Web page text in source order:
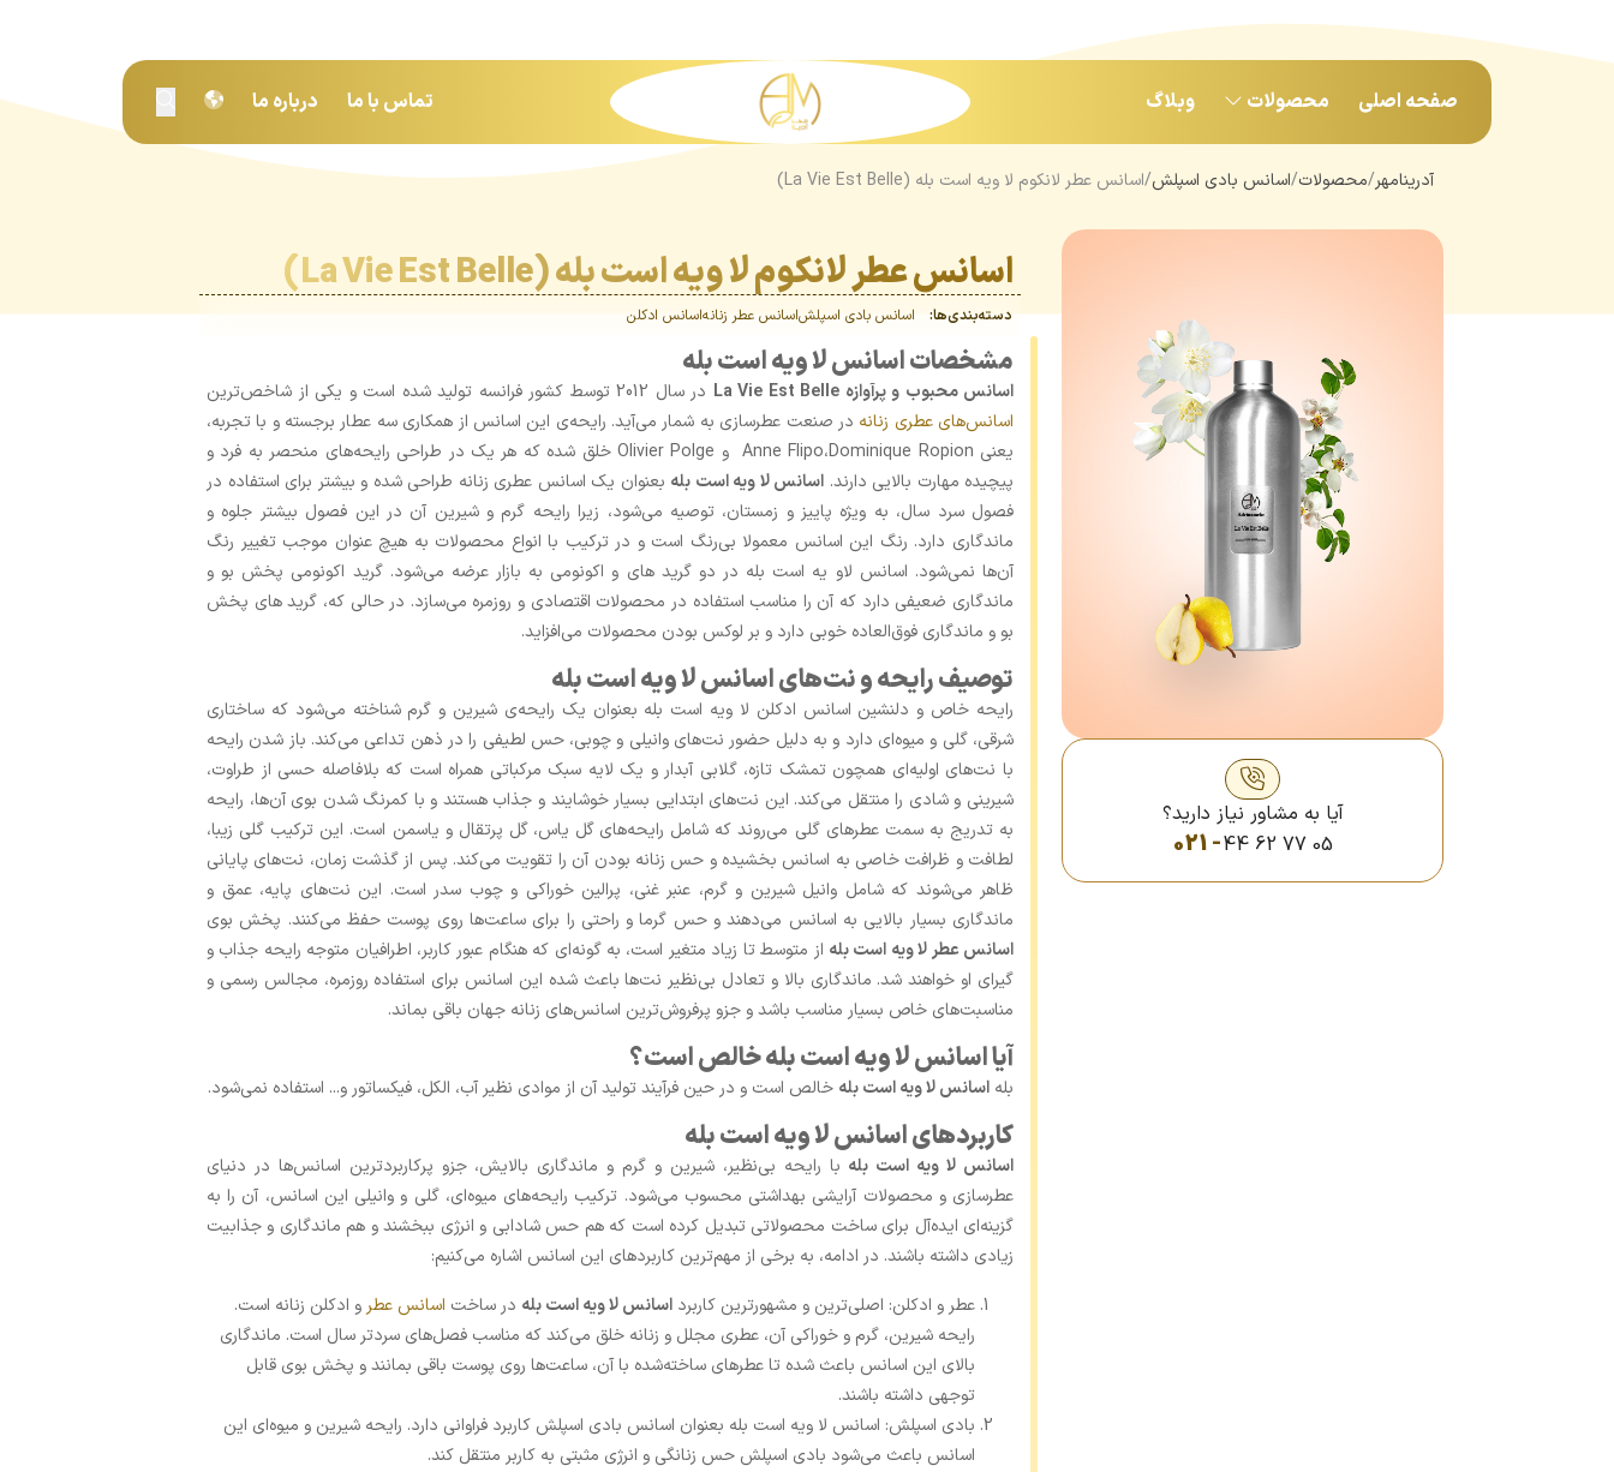
صفحه اصلی محصولات وبلاگ درباره ما تماس با ما
آدرینامهر محصولات اسانس بادی اسپلش اسانس عطر لانکوم لا ویه است بله (La Vie Est Belle)
آیا به مشاور نیاز دارید؟
021 -44 62 77 05
اسانس عطر لانکوم لا ویه است بله (La Vie Est Belle)
دسته‌بندی‌ها: اسانس بادی اسپلشاسانس عطر زنانهاسانس‌ ادکلن
مشخصات اسانس لا ویه است بله
اسانس محبوب و پرآوازه La Vie Est Belle
در سال 2012 توسط کشور فرانسه تولید شده است و یکی از شاخص‌ترین
اسانس‌های عطری زنانه در صنعت عطرسازی به شمار می‌آید. رایحه‌ی این اسانس از همکاری سه عطار برجسته و با تجربه،
یعنی Anne Flipo،Dominique Ropion و Olivier Polge خلق شده که هر یک در طراحی رایحه‌های منحصر به فرد و
پیچیده مهارت بالایی دارند. اسانس لا ویه است بله بعنوان یک اسانس عطری زنانه طراحی شده و بیشتر برای استفاده در
فصول سرد سال، به ‌ویژه پاییز و زمستان، توصیه می‌شود، زیرا رایحه گرم و شیرین آن در این فصول بیشتر جلوه و
ماندگاری دارد. رنگ این اسانس معمولا بی‌رنگ است و در ترکیب با انواع محصولات به هیچ عنوان موجب تغییر رنگ
آن‌ها نمی‌شود. اسانس لاو یه است بله در دو گرید های و اکونومی به بازار عرضه می‌شود. گرید اکونومی پخش بو و
ماندگاری ضعیفی دارد که آن را مناسب استفاده در محصولات اقتصادی و روزمره می‌سازد. در حالی که، گرید های پخش
بو و ماندگاری فوق‌العاده خوبی دارد و بر لوکس بودن محصولات می‌افزاید.
توصیف رایحه و نت‌های اسانس لا ویه است بله
رایحه خاص و دلنشین اسانس ادکلن لا ویه است بله بعنوان یک رایحه‌ی شیرین و گرم شناخته می‌شود که ساختاری
شرقی، گلی و میوه‌ای دارد و به دلیل حضور نت‌های وانیلی و چوبی، حس لطیفی را در ذهن تداعی می‌کند. باز شدن رایحه
با نت‌های اولیه‌ای همچون تمشک تازه، گلابی آبدار و یک لایه سبک مرکباتی همراه است که بلافاصله حسی از طراوت،
شیرینی و شادی را منتقل می‌کند. این نت‌های ابتدایی بسیار خوشایند و جذاب هستند و با کمرنگ شدن بوی آن‌ها، رایحه
به تدریج به سمت عطرهای گلی می‌روند که شامل رایحه‌های گل یاس، گل پرتقال و یاسمن است. این ترکیب گلی زیبا،
لطافت و ظرافت خاصی به اسانس بخشیده و حس زنانه بودن آن را تقویت می‌کند. پس از گذشت زمان، نت‌های پایانی
ظاهر می‌شوند که شامل وانیل شیرین و گرم، عنبر غنی، پرالین خوراکی و چوب سدر است. این نت‌های پایه، عمق و
ماندگاری بسیار بالایی به اسانس می‌دهند و حس گرما و راحتی را برای ساعت‌ها روی پوست حفظ می‌کنند. پخش بوی
اسانس عطر لا ویه است بله از متوسط تا زیاد متغیر است، به گونه‌ای که هنگام عبور کاربر، اطرافیان متوجه رایحه جذاب و
گیرای او خواهند شد. ماندگاری بالا و تعادل بی‌نظیر نت‌ها باعث شده این اسانس برای استفاده روزمره، مجالس رسمی و
مناسبت‌های خاص بسیار مناسب باشد و جزو پرفروش‌ترین اسانس‌های زنانه جهان باقی بماند.
آیا اسانس لا ویه است بله خالص است؟
بله اسانس لا ویه است بله خالص است و در حین فرآیند تولید آن از موادی نظیر آب، الکل، فیکساتور و... استفاده نمی‌شود.
کاربردهای اسانس لا ویه است بله
اسانس لا ویه است بله با رایحه بی‌نظیر، شیرین و گرم و ماندگاری بالایش، جزو پرکاربردترین اسانس‌ها در دنیای
عطرسازی و محصولات آرایشی بهداشتی محسوب می‌شود. ترکیب رایحه‌های میوه‌ای، گلی و وانیلی این اسانس، آن را به
گزینه‌ای ایده‌آل برای ساخت محصولاتی تبدیل کرده است که هم حس شادابی و انرژی ببخشند و هم ماندگاری و جذابیت
زیادی داشته باشند. در ادامه، به برخی از مهم‌ترین کاربردهای این اسانس اشاره می‌کنیم:
عطر و ادکلن: اصلی‌ترین و مشهورترین کاربرد اسانس لا ویه است بله در ساخت اسانس عطر و ادکلن زنانه است.
رایحه شیرین، گرم و خوراکی آن، عطری مجلل و زنانه خلق می‌کند که مناسب فصل‌های سردتر سال است. ماندگاری
بالای این اسانس باعث شده تا عطرهای ساخته‌شده با آن، ساعت‌ها روی پوست باقی بمانند و پخش بوی قابل
توجهی داشته باشند.
بادی اسپلش: اسانس لا ویه است بله بعنوان اسانس بادی اسپلش کاربرد فراوانی دارد. رایحه شیرین و میوه‌ای این
اسانس باعث می‌شود بادی اسپلش حس زنانگی و انرژی مثبتی به کاربر منتقل کند.